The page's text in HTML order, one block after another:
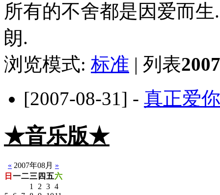
所有的不舍都是因爱而
朗.
浏览模式: 标准 | 列表
[2007-08-31] - 真正爱
★音乐版★
« 2007年08月 »
日 一二三 四 五六
1
2 3 4